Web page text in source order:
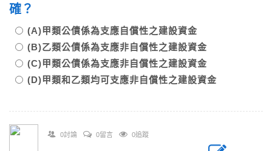
確？
(A)甲類公債係為支應自償性之建設資金
(B)乙類公債係為支應非自償性之建設資金
(C)甲類公債係為支應非自償性之建設資金
(D)甲類和乙類均可支應非自償性之建設資金
0討論 0留言 0追蹤